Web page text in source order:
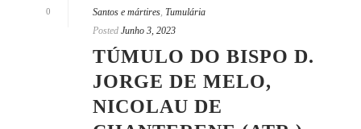
0
Santos e mártires, Tumulária
Posted Junho 3, 2023
TÚMULO DO BISPO D.
JORGE DE MELO,
NICOLAU DE